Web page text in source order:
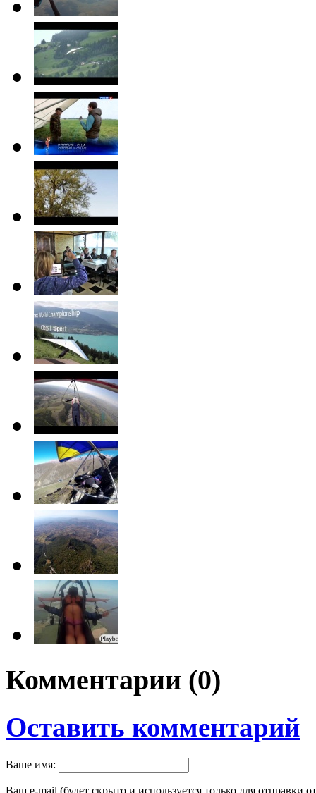
Комментарии (0)
Оставить комментарий
Ваше имя: